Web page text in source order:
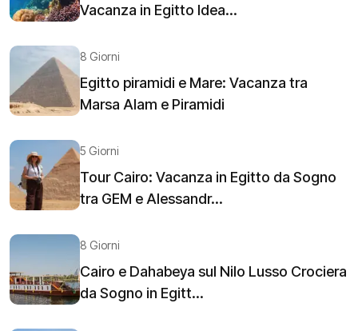
Vacanza in Egitto Idea...
8 Giorni
Egitto piramidi e Mare: Vacanza tra
Marsa Alam e Piramidi
5 Giorni
Tour Cairo: Vacanza in Egitto da Sogno
tra GEM e Alessandr...
8 Giorni
Cairo e Dahabeya sul Nilo Lusso Crociera
da Sogno in Egitt...